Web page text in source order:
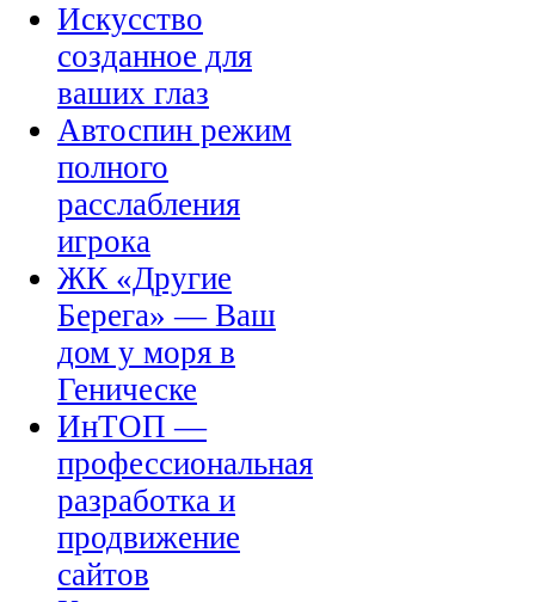
Искусство
созданное для
ваших глаз
Автоспин режим
полного
расслабления
игрока
ЖК «Другие
Берега» — Ваш
дом у моря в
Геническе
ИнТОП —
профессиональная
разработка и
продвижение
сайтов